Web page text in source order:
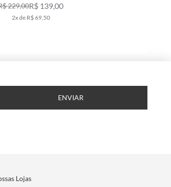
689,00R$ 398,00
7x de R$ 56,86
ENVIAR
Lojas